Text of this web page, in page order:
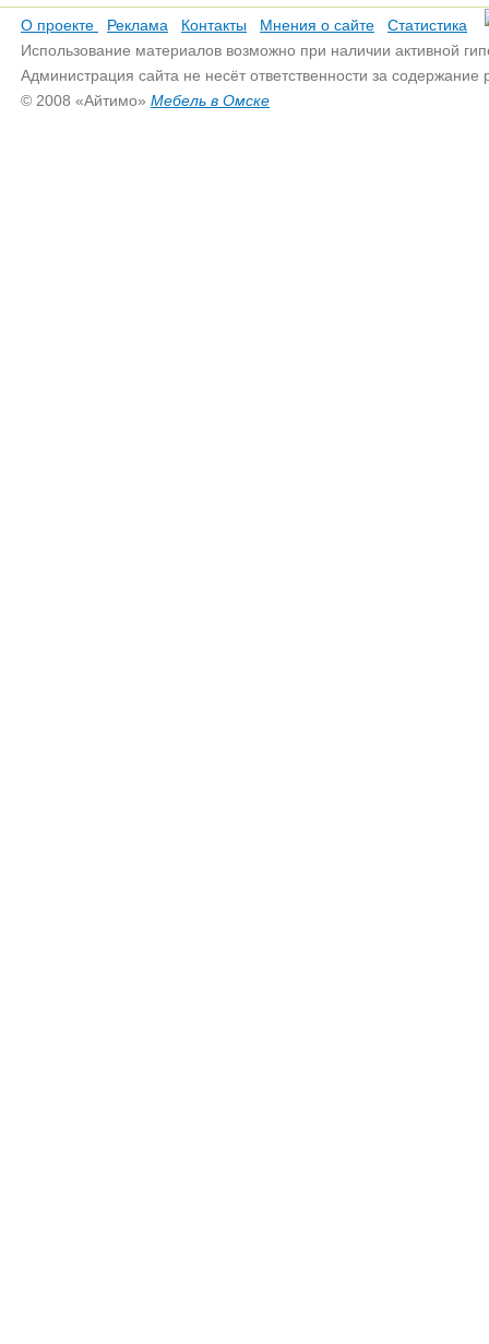
О проекте Реклама Контакты Мнения о сайте
Статистика
Использование материалов возможно при наличии активной
Администрация сайта не несёт ответственности за
© 2008 «Айтимо» Мебель в Омске